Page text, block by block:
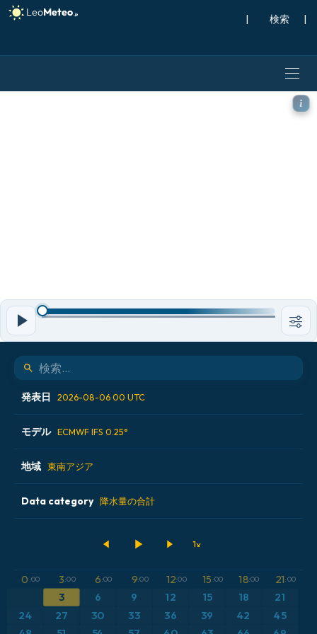
| |
ECMWF IFS 0.25° モデル -
発表日 2026-08-06 00 UTC
2026-08-04 12 UTC
2026-08-05 00 UTC
2026-08-05 12 UTC
モデル ECMWF IFS 0.25°
ALADIN CZ 2.3 km
ECMWF AIFS [AI]
ICON ドイツ 2 km
地域 東南アジア
アイスランド
イギリス
イタリア
Data category 降水量の合計
0 :00 3:00 6:00 9:00 12:00 15 :00 18:00 21:00
3 6 9 12 15 18 21
24 27 30 33 36 39 42
45